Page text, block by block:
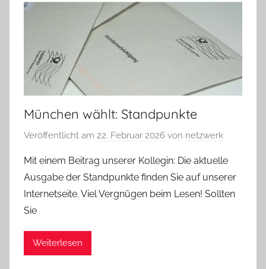
München wählt: Standpunkte
Veröffentlicht am 22. Februar 2026 von netzwerk
Mit einem Beitrag unserer Kollegin: Die aktuelle
Ausgabe der Standpunkte finden Sie auf unserer
Internetseite. Viel Vergnügen beim Lesen! Sollten
Sie
Weiterlesen